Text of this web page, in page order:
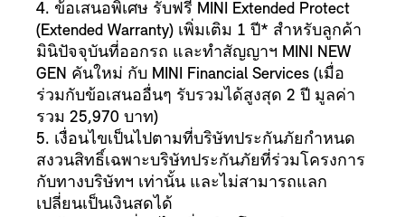
4. ข้อเสนอพิเศษ รับฟรี MINI Extended Protect
(Extended Warranty) เพิ่มเติม 1 ปี* สำหรับลูกค้า
มินิปัจจุบันที่ออกรถ และทำสัญญาฯ MINI NEW
GEN คันใหม่ กับ MINI Financial Services (เมื่อ
ร่วมกับข้อเสนออื่นๆ รับรวมได้สูงสุด 2 ปี มูลค่า
รวม 25,970 บาท)
5. เงื่อนไขเป็นไปตามที่บริษัทประกันภัยกำหนด
สงวนสิทธิ์เฉพาะบริษัทประกันภัยที่ร่วมโครงการ
กับทางบริษัทฯ เท่านั้น และไม่สามารถแลก
เปลี่ยนเป็นเงินสดได้